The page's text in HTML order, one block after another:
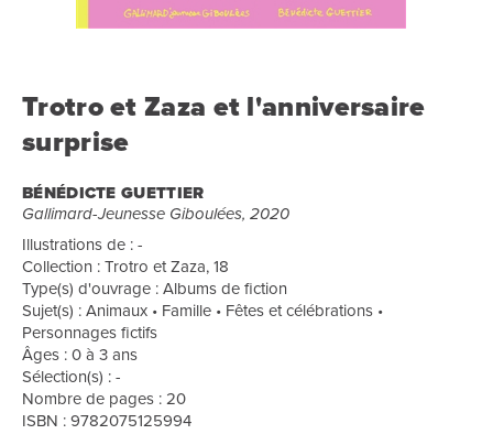
Trotro et Zaza et l'anniversaire
surprise
BÉNÉDICTE GUETTIER
Gallimard-Jeunesse Giboulées, 2020
Illustrations de : -
Collection : Trotro et Zaza, 18
Type(s) d'ouvrage : Albums de fiction
Sujet(s) : Animaux • Famille • Fêtes et célébrations •
Personnages fictifs
Âges : 0 à 3 ans
Sélection(s) : -
Nombre de pages : 20
ISBN : 9782075125994